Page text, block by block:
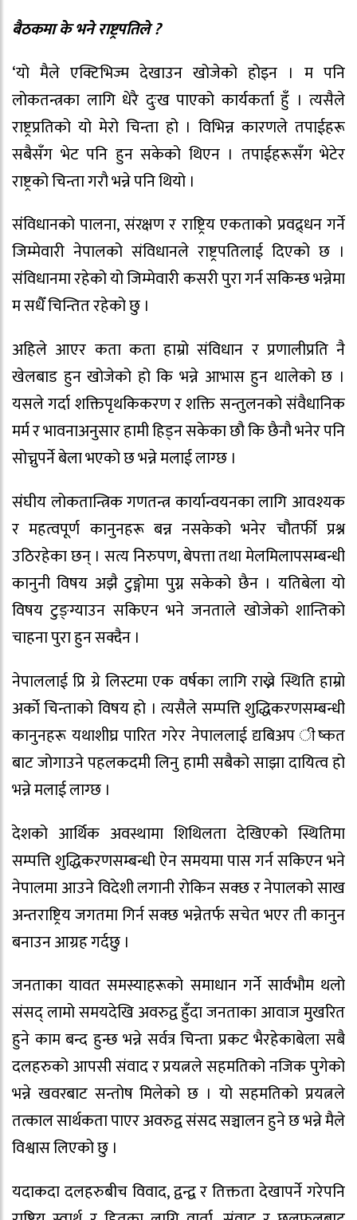
बैठकमा के भने राष्ट्रपतिले ?
‘यो मैले एक्टिभिज्म देखाउन खोजेको होइन । म पनि
लोकतन्त्रका लागि धेरै दुःख पाएको कार्यकर्ता हुँ । त्यसैले
राष्ट्रप्रतिको यो मेरो चिन्ता हो । विभिन्न कारणले तपाईहरू
सबैसँग भेट पनि हुन सकेको थिएन । तपाईहरूसँग भेटेर
राष्ट्रको चिन्ता गरौ भन्ने पनि थियो ।
संंविधानको पालना, संरक्षण र राष्ट्रिय एकताको प्रवद्र्धन गर्ने
जिम्मेवारी नेपालको संविधानले राष्ट्रपतिलाई दिएको छ ।
संंविधानमा रहेको यो जिम्मेवारी कसरी पुरा गर्न सकिन्छ भन्नेमा
म सधैँ चिन्तित रहेको छु ।
अहिले आएर कता कता हाम्रो संविधान र प्रणालीप्रति नै
खेलबाड हुन खोजेको हो कि भन्ने आभास हुन थालेको छ ।
यसले गर्दा शक्तिपृथकिकरण र शक्ति सन्तुलनको संवैधानिक
मर्म र भावनाअनुसार हामी हिड्न सकेका छौ कि छैनौ भनेर पनि
सोच्नुपर्ने बेला भएको छ भन्ने मलाई लाग्छ ।
संंघीय लोकतान्त्रिक गणतन्त्र कार्यान्वयनका लागि आवश्यक
र महत्वपूर्ण कानुनहरू बन्न नसकेको भनेर चौतर्फी प्रश्न
उठिरहेका छन् । सत्य निरुपण, बेपत्ता तथा मेलमिलापसम्बन्धी
कानुनी विषय अझै टुङ्गोमा पुग्न सकेको छैन । यतिबेला यो
विषय टुङ्ग्याउन सकिएन भने जनताले खोजेको शान्तिको
चाहना पुरा हुन सक्दैन ।
नेपाललाई प्रि ग्रे लिस्टमा एक वर्षका लागि राख्ने स्थिति हाम्रो
अर्को चिन्ताको विषय हो । त्यसैले सम्पत्ति शुद्धिकरणसम्बन्धी
कानुनहरू यथाशीघ्र पारित गरेर नेपाललाई द्यबिअप ीष्कत
बाट जोगाउने पहलकदमी लिनु हामी सबैको साझा दायित्व हो
भन्ने मलाई लाग्छ ।
देशको आर्थिक अवस्थामा शिथिलता देखिएको स्थितिमा
सम्पत्ति शुद्धिकरणसम्बन्धी ऐन समयमा पास गर्न सकिएन भने
नेपालमा आउने विदेशी लगानी रोकिन सक्छ र नेपालको साख
अन्तराष्ट्रिय जगतमा गिर्न सक्छ भन्नेतर्फ सचेत भएर ती कानुन
बनाउन आग्रह गर्दछु ।
जनताका यावत समस्याहरूको समाधान गर्ने सार्वभौम थलो
संसद् लामो समयदेखि अवरुद्व हुँदा जनताका आवाज मुखरित
हुने काम बन्द हुन्छ भन्ने सर्वत्र चिन्ता प्रकट भैरहेकाबेला सबै
दलहरुको आपसी संवाद र प्रयत्नले सहमतिको नजिक पुगेको
भन्ने खवरबाट सन्तोष मिलेको छ । यो सहमतिको प्रयत्नले
तत्काल सार्थकता पाएर अवरुद्व संसद सञ्चालन हुने छ भन्ने मैले
विश्वास लिएको छु ।
यदाकदा दलहरुबीच विवाद, द्वन्द्व र तिक्तता देखापर्ने गरेपनि